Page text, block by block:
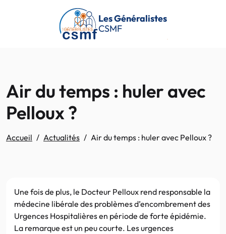
Passer au contenu principal
Les Généralistes
CSMF
Air du temps : huler avec
Pelloux ?
Accueil Actualités Air du temps : huler avec Pelloux ?
Une fois de plus, le Docteur Pelloux rend responsable la
médecine libérale des problèmes d’encombrement des
Urgences Hospitalières en période de forte épidémie.
La remarque est un peu courte. Les urgences